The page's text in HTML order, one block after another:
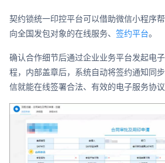
契约锁统一印控平台可以借助微信小程序
向全国发包对象的在线服务、 签约平台。
确认合作细节后通过企业业务平台发起电
程，内部盖章后，系统自动将签约通知同
信就能在线签署合法、有效的电子服务协